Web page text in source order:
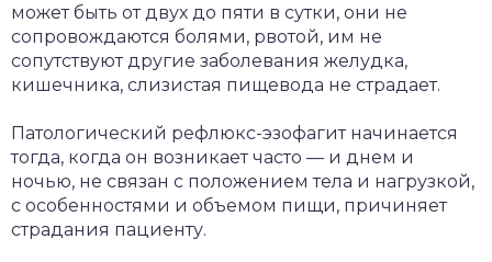
может быть от двух до пяти в сутки, они не
сопровождаются болями, рвотой, им не
сопутствуют другие заболевания желудка,
кишечника, слизистая пищевода не страдает.
Патологический рефлюкс-эзофагит начинается
тогда, когда он возникает часто — и днем и
ночью, не связан с положением тела и нагрузкой,
с особенностями и объемом пищи, причиняет
страдания пациенту.